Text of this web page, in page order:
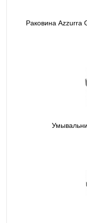
Раковина Azzurra